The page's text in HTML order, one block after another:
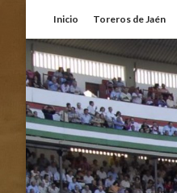
contenido
Inicio Toreros de Jaén